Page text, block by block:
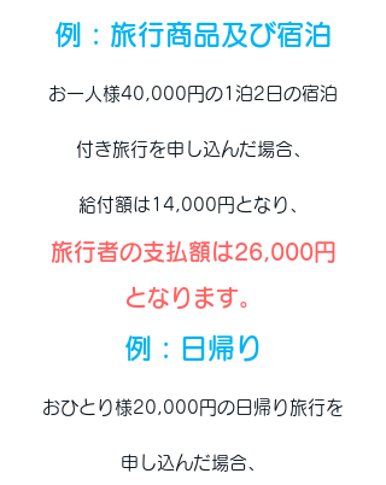
例 : 旅行商品及び宿泊
お一人様40,000円の1泊2日の宿泊
付き旅行を申し込んだ場合、
給付額は14,000円となり、
旅行者の支払額は26,000円
となります。
例 : 日帰り
おひとり様20,000円の日帰り旅行を
申し込んだ場合、